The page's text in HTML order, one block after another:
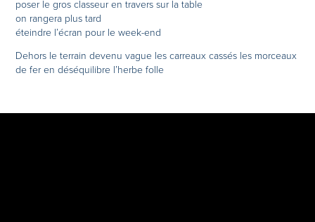
poser le gros classeur en travers sur la table
on rangera plus tard
éteindre l’écran pour le week-end
Dehors le terrain devenu vague les carreaux cassés les morceaux
de fer en déséquilibre l’herbe folle